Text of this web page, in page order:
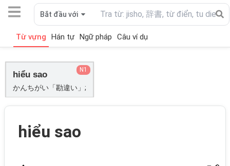
Bắt đầu với
Từ vựng Hán tự Ngữ pháp Câu ví dụ
hiểu sao
かんちがい「勘違い」;
N1
hiểu sao